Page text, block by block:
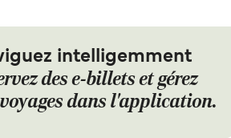
intelligemment
des e-billets et gérez
dans l'application.